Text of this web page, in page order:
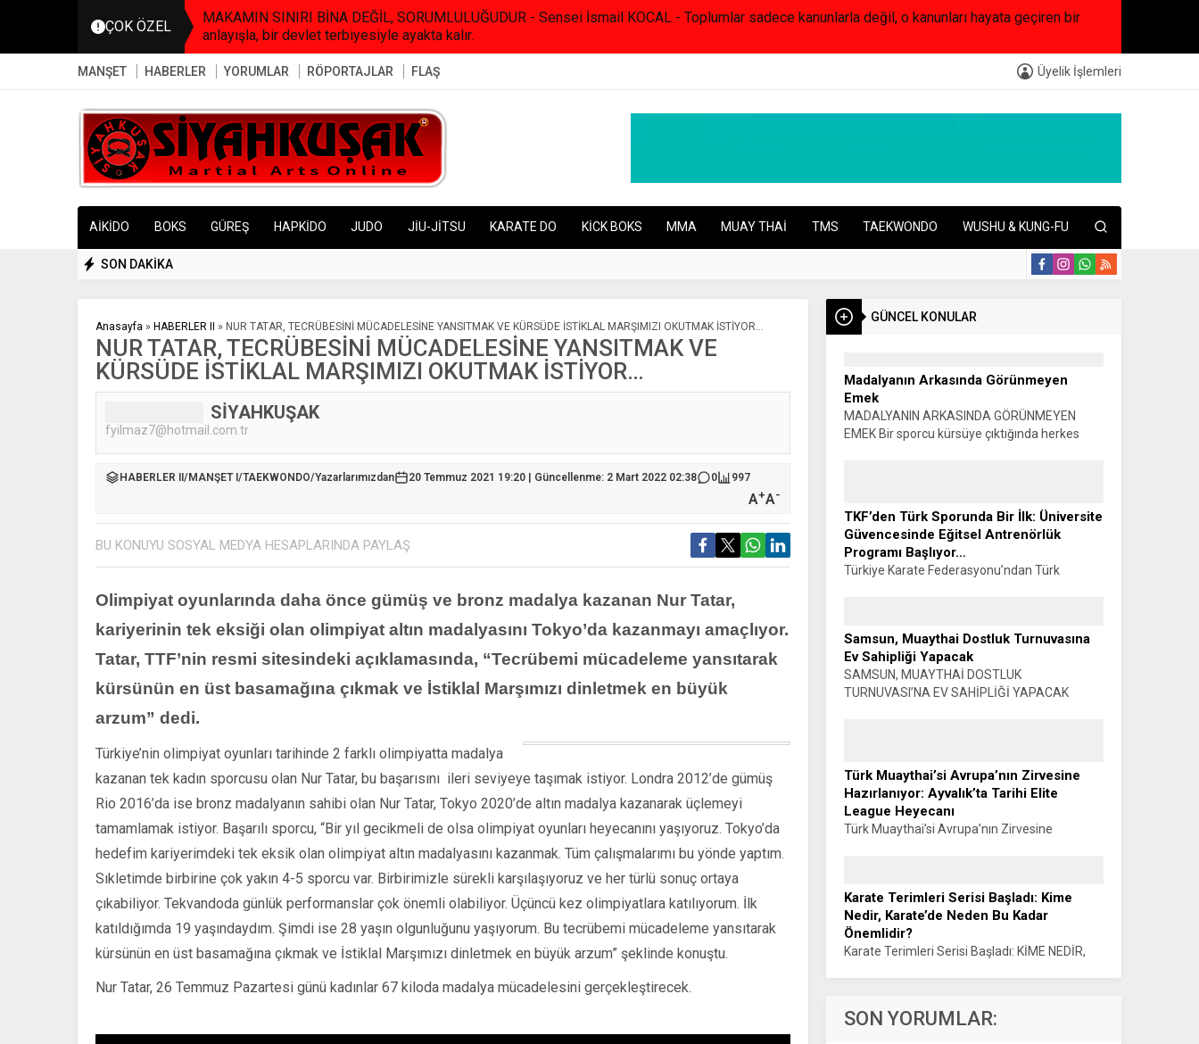
ÇOK ÖZEL
MAKAMIN SINIRI BİNA DEĞİL, SORUMLULUĞUDUR - Sensei İsmail KOCAL - Toplumlar sadece kanunlarla değil, o kanunları hayata geçiren bir
anlayışla, bir devlet terbiyesiyle ayakta kalır.
MANŞET HABERLER YORUMLAR RÖPORTAJLAR FLAŞ Üyelik İşlemleri
AİKİDO BOKS GÜREŞ HAPKİDO JUDO JİU-JİTSU KARATE DO KİCK BOKS MMA MUAY THAİ TMS TAEKWONDO WUSHU & KUNG-FU
SON DAKİKA
GÜNCEL KONULAR
Madalyanın Arkasında Görünmeyen
Emek
MADALYANIN ARKASINDA GÖRÜNMEYEN
EMEK Bir sporcu kürsüye çıktığında herkes
TKF’den Türk Sporunda Bir İlk: Üniversite
Güvencesinde Eğitsel Antrenörlük
Programı Başlıyor…
Türkiye Karate Federasyonu’ndan Türk
SİYAHKUŞAK Türkiye Karate Federasyonu ile
Manisa Celal Bayar...
Samsun, Muaythai Dostluk Turnuvasına
Ev Sahipliği Yapacak
SAMSUN, MUAYTHAİ DOSTLUK
TURNUVASI’NA EV SAHİPLİĞİ YAPACAK
Türk Muaythai’si Avrupa’nın Zirvesine
Hazırlanıyor: Ayvalık’ta Tarihi Elite
League Heyecanı
Türk Muaythai’si Avrupa’nın Zirvesine
organizasyonlardaki yükselişini Avrupa’nın en
prestijli organizasyonlarından biriyle
sürdürüyor....
Karate Terimleri Serisi Başladı: Kime
Nedir, Karate’de Neden Bu Kadar
Önemlidir?
Karate Terimleri Serisi Başladı: KİME NEDİR,
aktarmayı amaçlayan...
SON YORUMLAR:
Anasayfa » HABERLER II » NUR TATAR, TECRÜBESİNİ MÜCADELESİNE YANSITMAK VE KÜRSÜDE İSTİKLAL MARŞIMIZI OKUTMAK İSTİYOR…
NUR TATAR, TECRÜBESİNİ MÜCADELESİNE YANSITMAK VE
KÜRSÜDE İSTİKLAL MARŞIMIZI OKUTMAK İSTİYOR…
SİYAHKUŞAK
fyilmaz7@hotmail.com.tr
HABERLER II /MANŞET I /TAEKWONDO/Yazarlarımızdan 20 Temmuz 2021 19:20 | Güncellenme: 2 Mart 2022 02:38 0 997
A+A-
BU KONUYU SOSYAL MEDYA HESAPLARINDA PAYLAŞ
Olimpiyat oyunlarında daha önce gümüş ve bronz madalya kazanan Nur Tatar,
kariyerinin tek eksiği olan olimpiyat altın madalyasını Tokyo’da kazanmayı amaçlıyor.
Tatar, TTF’nin resmi sitesindeki açıklamasında, “Tecrübemi mücadeleme yansıtarak
kürsünün en üst basamağına çıkmak ve İstiklal Marşımızı dinletmek en büyük
arzum” dedi.
Türkiye’nin olimpiyat oyunları tarihinde 2 farklı olimpiyatta madalya
kazanan tek kadın sporcusu olan Nur Tatar, bu başarısını ileri seviyeye taşımak istiyor. Londra 2012’de gümüş
Rio 2016’da ise bronz madalyanın sahibi olan Nur Tatar, Tokyo 2020’de altın madalya kazanarak üçlemeyi
tamamlamak istiyor. Başarılı sporcu, “Bir yıl gecikmeli de olsa olimpiyat oyunları heyecanını yaşıyoruz. Tokyo’da
hedefim kariyerimdeki tek eksik olan olimpiyat altın madalyasını kazanmak. Tüm çalışmalarımı bu yönde yaptım.
Sıkletimde birbirine çok yakın 4-5 sporcu var. Birbirimizle sürekli karşılaşıyoruz ve her türlü sonuç ortaya
çıkabiliyor. Tekvandoda günlük performanslar çok önemli olabiliyor. Üçüncü kez olimpiyatlara katılıyorum. İlk
katıldığımda 19 yaşındaydım. Şimdi ise 28 yaşın olgunluğunu yaşıyorum. Bu tecrübemi mücadeleme yansıtarak
kürsünün en üst basamağına çıkmak ve İstiklal Marşımızı dinletmek en büyük arzum” şeklinde konuştu.
Nur Tatar, 26 Temmuz Pazartesi günü kadınlar 67 kiloda madalya mücadelesini gerçekleştirecek.